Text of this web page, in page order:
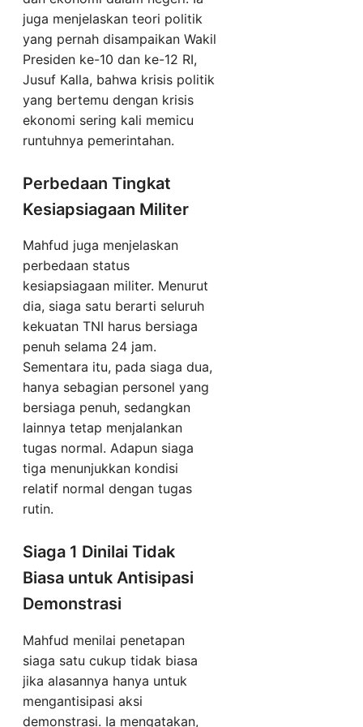
juga menjelaskan teori politik
yang pernah disampaikan Wakil
Presiden ke-10 dan ke-12 RI,
Jusuf Kalla, bahwa krisis politik
yang bertemu dengan krisis
ekonomi sering kali memicu
runtuhnya pemerintahan.
Perbedaan Tingkat
Kesiapsiagaan Militer
Mahfud juga menjelaskan
perbedaan status
kesiapsiagaan militer. Menurut
dia, siaga satu berarti seluruh
kekuatan TNI harus bersiaga
penuh selama 24 jam.
Sementara itu, pada siaga dua,
hanya sebagian personel yang
bersiaga penuh, sedangkan
lainnya tetap menjalankan
tugas normal. Adapun siaga
tiga menunjukkan kondisi
relatif normal dengan tugas
rutin.
Siaga 1 Dinilai Tidak
Biasa untuk Antisipasi
Demonstrasi
Mahfud menilai penetapan
siaga satu cukup tidak biasa
jika alasannya hanya untuk
mengantisipasi aksi
demonstrasi. Ia mengatakan,